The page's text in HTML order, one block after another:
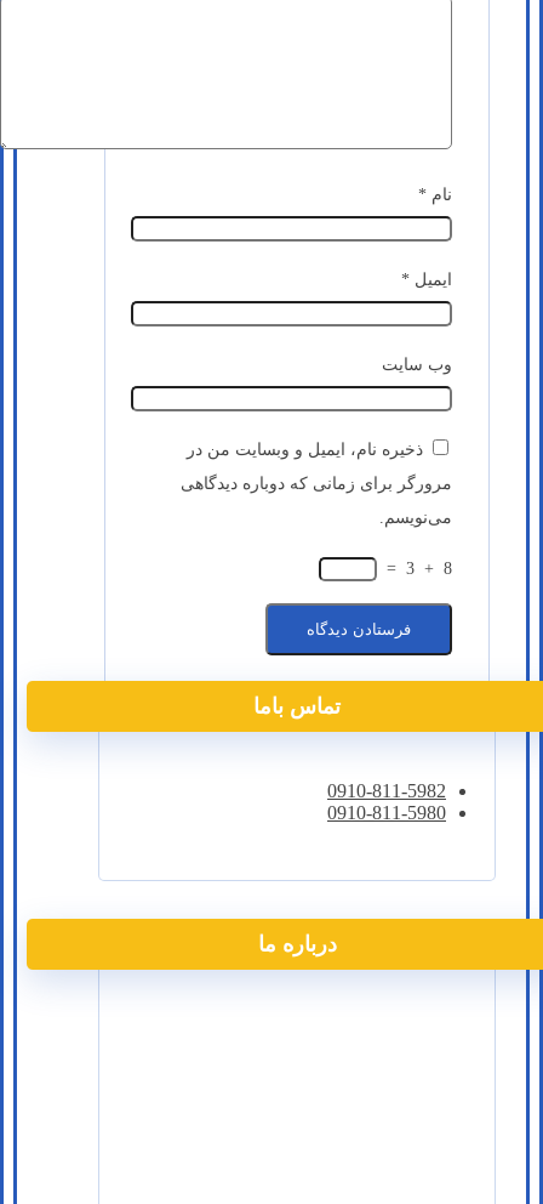
نام *
ایمیل *
وب‌ سایت
ذخیره نام، ایمیل و وبسایت من در
مرورگر برای زمانی که دوباره دیدگاهی
می‌نویسم.
8
+
3
=
تماس باما
0910-811-5982
0910-811-5980
درباره ما